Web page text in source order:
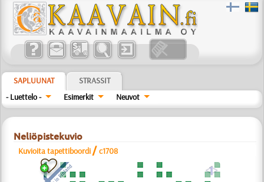
SAPLUUNAT
STRASSIT
- Luettelo -
Esimerkit Neuvot
Neliöpistekuvio
Kuvioita tapettiboordi /c1708
a